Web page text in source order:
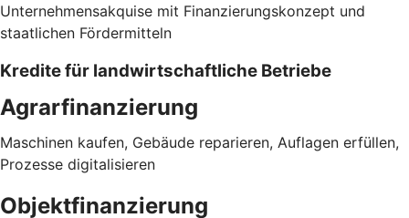
Unternehmensakquise mit Finanzierungskonzept und
staatlichen Fördermitteln
Kredite für landwirtschaftliche Betriebe
Agrarfinanzierung
Maschinen kaufen, Gebäude reparieren, Auflagen erfüllen,
Prozesse digitalisieren
Objektfinanzierung